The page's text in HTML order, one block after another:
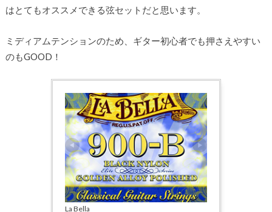
はとてもオススメできる弦セットだと思います。
ミディアムテンションのため、ギター初心者でも押さえやすい
のもGOOD！
La Bella